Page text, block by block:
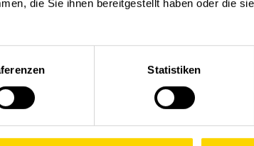
die Sie ihnen bereitgestellt haben oder die
Statistiken
pouvons réaliser en qualité INOX,
contrôlée.